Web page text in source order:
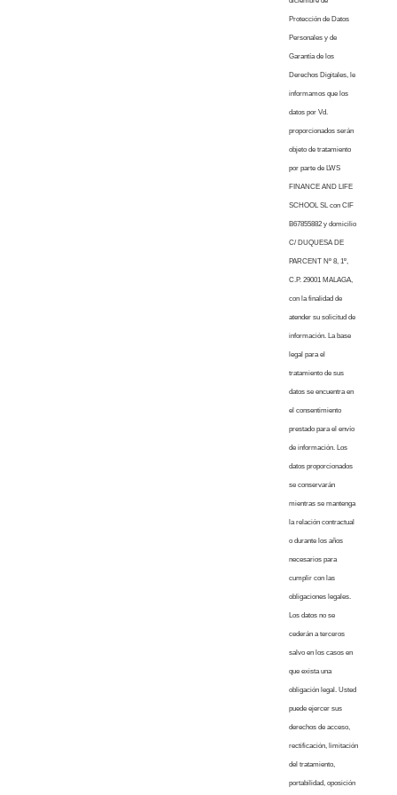
Protección de Datos
Personales y de
Garantía de los
Derechos Digitales, le
informamos que los
datos por Vd.
proporcionados serán
objeto de tratamiento
por parte de LWS
FINANCE AND LIFE
SCHOOL SL con CIF
B67855882 y domicilio
C/ DUQUESA DE
PARCENT Nº 8, 1º,
C.P. 29001 MALAGA,
con la finalidad de
atender su solicitud de
información. La base
legal para el
tratamiento de sus
datos se encuentra en
el consentimiento
prestado para el envío
de información. Los
datos proporcionados
se conservarán
mientras se mantenga
la relación contractual
o durante los años
necesarios para
cumplir con las
obligaciones legales.
Los datos no se
cederán a terceros
salvo en los casos en
que exista una
obligación legal. Usted
puede ejercer sus
derechos de acceso,
rectificación, limitación
del tratamiento,
portabilidad, oposición